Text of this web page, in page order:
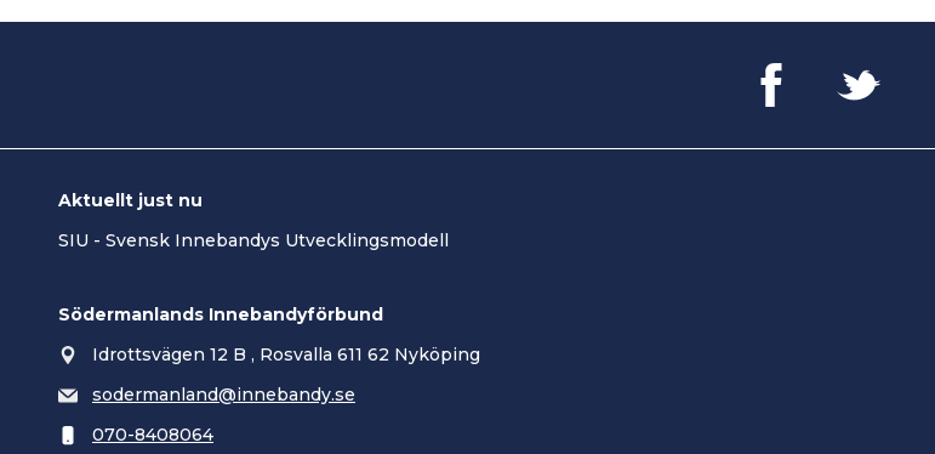
Aktuellt just nu
SIU - Svensk Innebandys Utvecklingsmodell
Södermanlands Innebandyförbund
Idrottsvägen 12 B , Rosvalla 611 62 Nyköping
sodermanland@innebandy.se
070-8408064